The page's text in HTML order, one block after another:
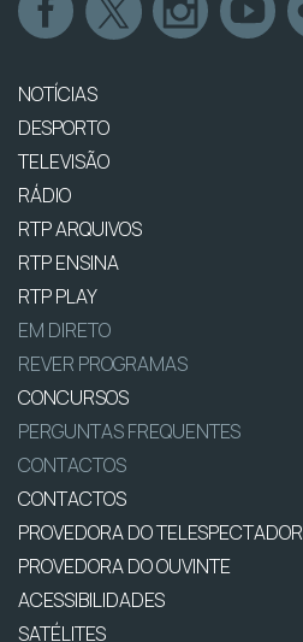
NOTÍCIAS
DESPORTO
TELEVISÃO
RÁDIO
RTP ARQUIVOS
RTP ENSINA
RTP PLAY
EM DIRETO
REVER PROGRAMAS
CONCURSOS
PERGUNTAS FREQUENTES
CONTACTOS
CONTACTOS
PROVEDORA DO TELESPECTADOR
PROVEDORA DO OUVINTE
ACESSIBILIDADES
SATÉLITES